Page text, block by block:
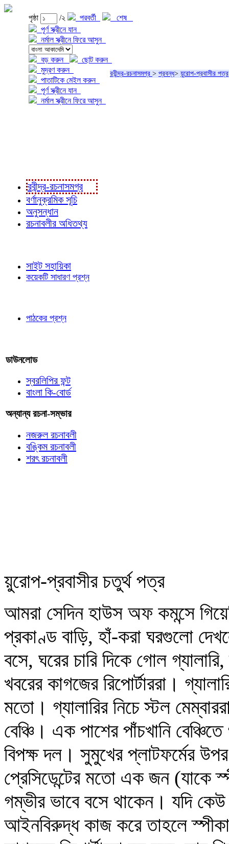
পৃষ্ঠা /২ পরবর্তী
শেষ
পূর্ণ স্ক্রীনে যান
নর্মাল স্ক্রীনে ফিরে আসুন
বড় করুন
ছোট করুন
মুদ্রণ করুন
পাতাটিকে মেইল করুন
পূর্ণ স্ক্রীনে যান
নর্মাল স্ক্রীনে ফিরে আসুন
রবীন্দ্র-রচনাসমগ্র > প্রবন্ধ> য়ুরোপ-প্রবাসীর পত্র
রবীন্দ্র-রচনাসমগ্র
বর্ণানুক্রমিক সূচি
অনুসন্ধান
রচনাবলীর অধিতথ্য
সাইট সহায়িকা
কয়েকটি সাধারণ প্রশ্ন
পাঠকের প্রশ্ন
ডাউনলোড
স্বরলিপির ফন্ট
বাংলা কি-বোর্ড
অন্যান্য রচনা-সম্ভার
নজরুল রচনাবলী
বঙ্কিম রচনাবলী
শরৎ রচনাবলী
য়ুরোপ-প্রবাসীর চতুর্থ পত্র
আমরা সেদিন হাউস অফ কমন্সে
প্রকাণ্ড বাড়ি, হাঁ-করা ঘরগুলো
বসে, ঘরের চারি দিকে গোল
খবরের কাগজের রিপোর্টাররা।
মতো। গ্যালারির নিচে স্টল
বেঞ্চি। এক পাশের পাঁচখানি
বিপক্ষ দল। সুমুখের প্লাটফর্মের
প্রেসিডেন্টের মতো এক জন (যাকে
গম্ভীর ভাবে বসে থাকেন। যদি
আইনবিরুদ্ধ কাজ করে তাহলে